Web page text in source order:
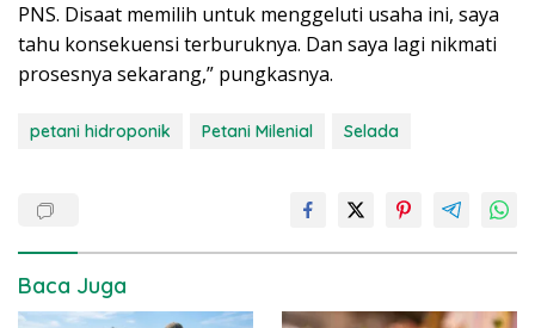
PNS. Disaat memilih untuk menggeluti usaha ini, saya
tahu konsekuensi terburuknya. Dan saya lagi nikmati
prosesnya sekarang,” pungkasnya.
petani hidroponik Petani Milenial Selada
Baca Juga